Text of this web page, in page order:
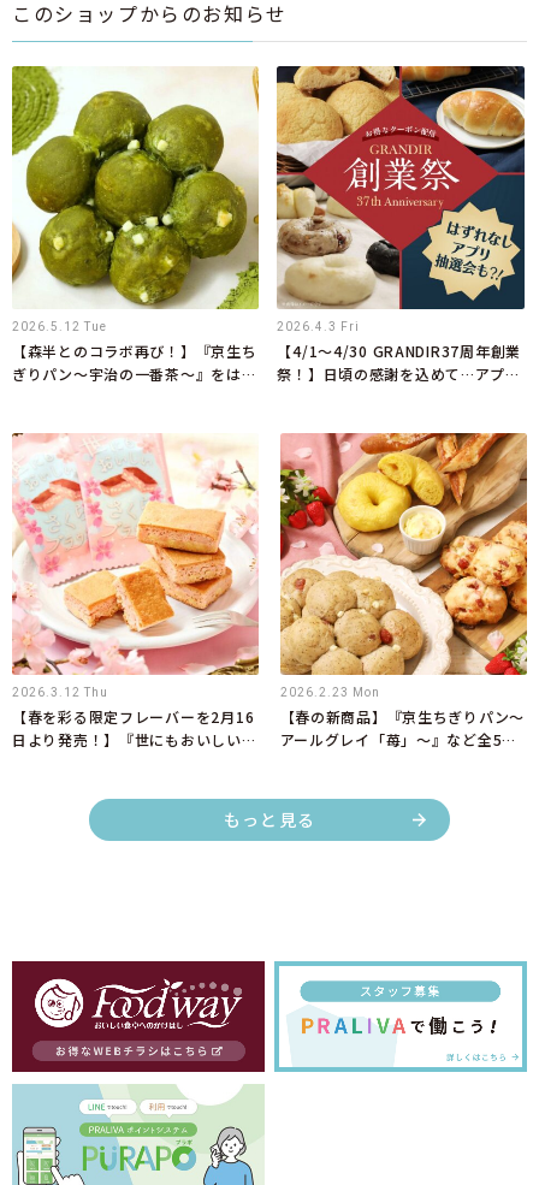
このショップからのお知らせ
2026.5.12 Tue
【森半とのコラボ再び！】『京生ち
ぎりパン～宇治の一番茶～』をはじ
2026.4.3 Fri
【4/1～4/30 GRANDIR37周年創業
祭！】日頃の感謝を込めて…アプリ
2026.3.12 Thu
【春を彩る限定フレーバーを2月16
日より発売！】『世にもおいしいさ
2026.2.23 Mon
【春の新商品】『京生ちぎりパン～
アールグレイ「苺」～』など全5商
もっと見る